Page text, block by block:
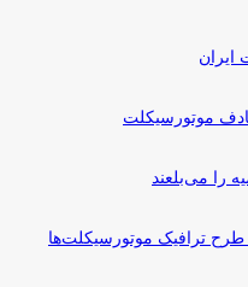
ایران
موتورسیکلت
را می‌بلعند
طرح ترافیک موتورسیکلت‌ها